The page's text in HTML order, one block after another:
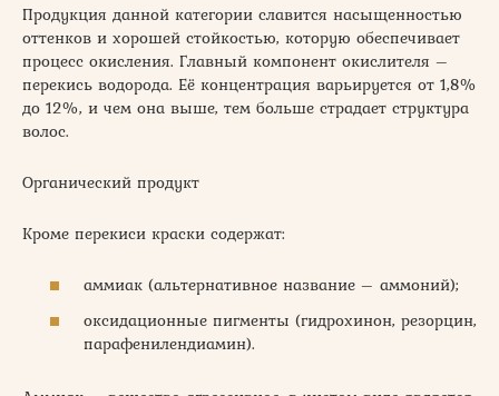
Продукция данной категории славится насыщенностью
оттенков и хорошей стойкостью, которую обеспечивает
процесс окисления. Главный компонент окислителя –
перекись водорода. Её концентрация варьируется от 1,8%
до 12%, и чем она выше, тем больше страдает структура
волос.
Органический продукт
Кроме перекиси краски содержат:
аммиак (альтернативное название – аммоний);
оксидационные пигменты (гидрохинон, резорцин,
парафенилендиамин).